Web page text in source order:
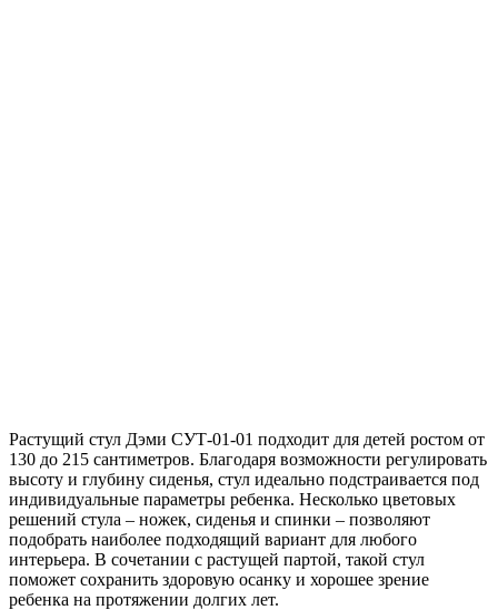
Растущий стул Дэми СУТ-01-01 подходит для детей ростом от
130 до 215 сантиметров. Благодаря возможности регулировать
высоту и глубину сиденья, стул идеально подстраивается под
индивидуальные параметры ребенка. Несколько цветовых
решений стула – ножек, сиденья и спинки – позволяют
подобрать наиболее подходящий вариант для любого
интерьера. В сочетании с растущей партой, такой стул
поможет сохранить здоровую осанку и хорошее зрение
ребенка на протяжении долгих лет.